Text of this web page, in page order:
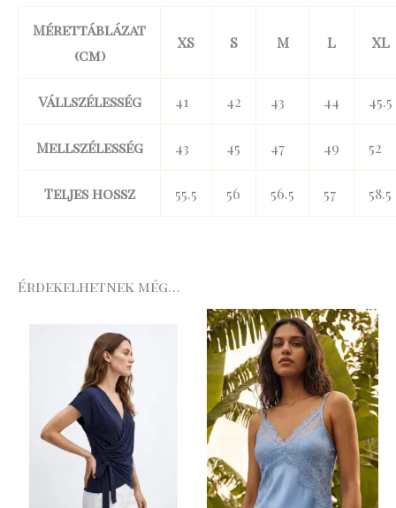
Mérettáblázat
(cm)
XS S M L XL
Vállszélesség 41 42 43 44 45.5
Mellszélesség 43 45 47 49 52
Teljes hossz 55.5 56 56.5 57 58.5
Érdekelhetnek még…
Original
price
was:
18
.990 Ft.
price
is:
14
.242 Ft.